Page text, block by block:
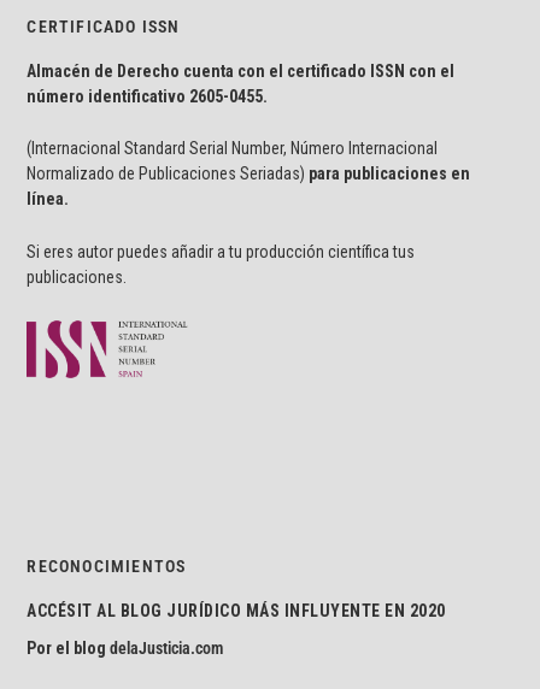
CERTIFICADO ISSN
Almacén de Derecho cuenta con el certificado ISSN con el
número identificativo 2605-0455.
(Internacional Standard Serial Number, Número Internacional
Normalizado de Publicaciones Seriadas) para publicaciones en
línea.
Si eres autor puedes añadir a tu producción científica tus
publicaciones.
RECONOCIMIENTOS
ACCÉSIT AL BLOG JURÍDICO MÁS INFLUYENTE EN 2020
Por el blogdelaJusticia.com